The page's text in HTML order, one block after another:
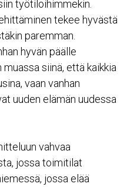
työtiloihimmekin.
tekee hyvästä
paremman.
hyvän päälle
siinä, että kaikkia
vaan vanhan
uuden elämän uudessa
vahvaa
jossa toimitilat
jossa elää